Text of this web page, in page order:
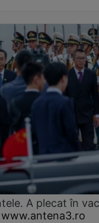
A plecat în
www.antena3.ro